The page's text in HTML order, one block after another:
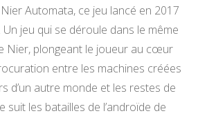
Automata, ce jeu lancé en 2017
Un jeu qui se déroule dans le même
Nier, plongeant le joueur au cœur
entre les machines créées
d’un autre monde et les restes de
suit les batailles de l’androïde de